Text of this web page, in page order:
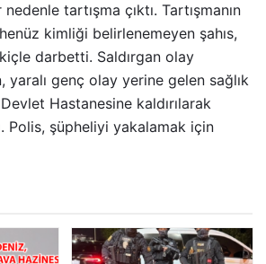
tartışma çıktı. Tartışmanın
kimliği belirlenemeyen şahıs,
darbetti. Saldırgan olay
yaralı genç olay yerine gelen sağlık
Hastanesine kaldırılarak
Polis, şüpheliyi yakalamak için